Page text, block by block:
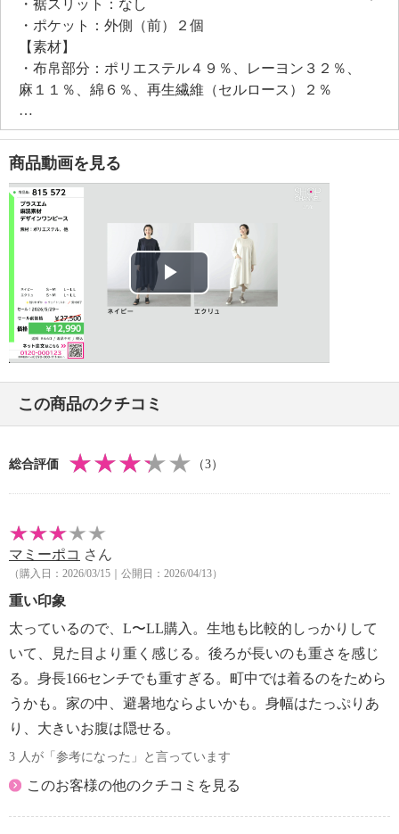
・裾スリット：なし
・ポケット：外側（前）２個
【素材】
・布帛部分：ポリエステル４９％、レーヨン３２％、
麻１１％、綿６％、再生繊維（セルロース）２％
・袖ニット部分：綿５２％、ポリエステル４８％
・ポケットニット部分：綿５１％、ポリエステル４
６％、ナイロン２％、ポリウレタン１％
【メンテナンス（絵表示ラベル）】
・手洗い：可
・漂白処理：塩素系・酸素系漂白不可
・タンブル乾燥：不可
・自然乾燥：日陰の吊り干し
・アイロン仕上げ：可（低温）
・ドライクリーニング：石油系ドライクリーニング可
・ウエットクリーニング：可
【メンテナンス（ケアラベル）】
・単品洗い
・摩擦による色落ち、色移り注意
・毛玉が生じるおそれあり
過度な力をかけない
【原産国（地）】
商品動画を見る
Play
この商品のクチコミ
総合評価 （3）
マミーポコ さん
（購入日：2026/03/15｜公開日：2026/04/13）
重い印象
太っているので、L〜LL購入。生地も比較的しっかりして
いて、見た目より重く感じる。後ろが長いのも重さを感じ
る。身長166センチでも重すぎる。町中では着るのをためら
うかも。家の中、避暑地ならよいかも。身幅はたっぷりあ
り、大きいお腹は隠せる。
3 人が「参考になった」と言っています
このお客様の他のクチコミを見る